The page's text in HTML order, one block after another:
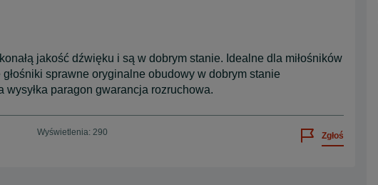
jakość dźwięku i są w dobrym stanie. Idealne dla miłośników
sprawne oryginalne obudowy w dobrym stanie
paragon gwarancja rozruchowa.
Wyświetlenia: 290 Zgłoś